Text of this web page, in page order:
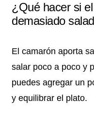
¿Qué hacer si
demasiado
El camarón aporta
salar poco a poco y
puedes agregar un
y equilibrar el plato.